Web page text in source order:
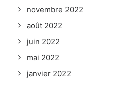
novembre 2022
août 2022
juin 2022
mai 2022
janvier 2022